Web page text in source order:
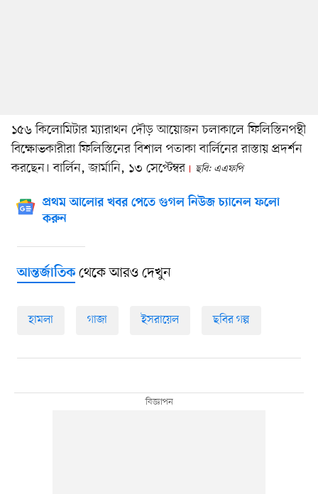
১৫৬ কিলোমিটার ম্যারাথন দৌড় আয়োজন চলাকালে ফিলিস্তিনপন্থী
বিক্ষোভকারীরা ফিলিস্তিনের বিশাল পতাকা বার্লিনের রাস্তায় প্রদর্শন
করছেন। বার্লিন, জার্মানি, ১৩ সেপ্টেম্বর
ছবি: এএফপি
প্রথম আলোর খবর পেতে গুগল নিউজ চ্যানেল ফলো
করুন
আন্তর্জাতিকথেকে আরও দেখুন
হামলা গাজা ইসরায়েল ছবির গল্প